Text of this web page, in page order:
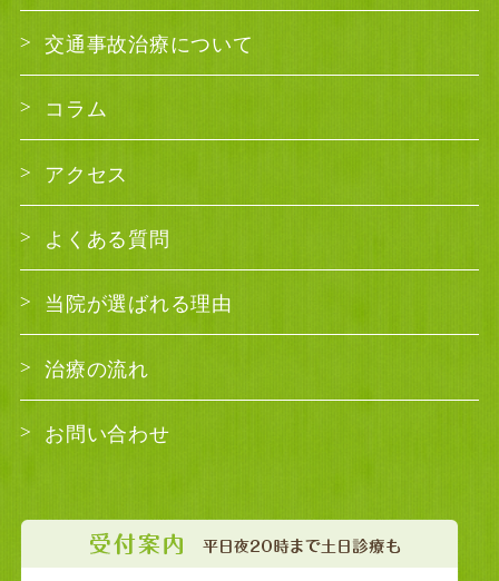
交通事故治療について
コラム
アクセス
よくある質問
当院が選ばれる理由
治療の流れ
お問い合わせ